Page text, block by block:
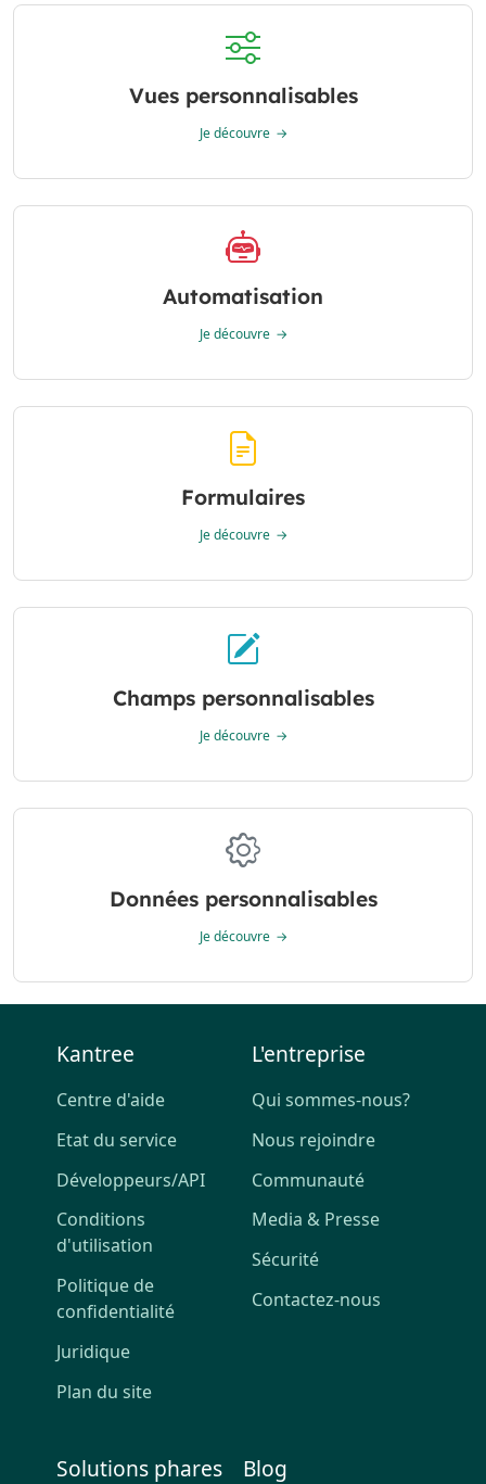
Vues personnalisables
Je découvre
Automatisation
Je découvre
Formulaires
Je découvre
Champs personnalisables
Je découvre
Données personnalisables
Je découvre
Kantree
Centre d'aide
Etat du service
Développeurs/API
Conditions
d'utilisation
Politique de
confidentialité
Juridique
Plan du site
L'entreprise
Qui sommes-nous?
Nous rejoindre
Communauté
Media & Presse
Sécurité
Contactez-nous
Solutions phares Blog